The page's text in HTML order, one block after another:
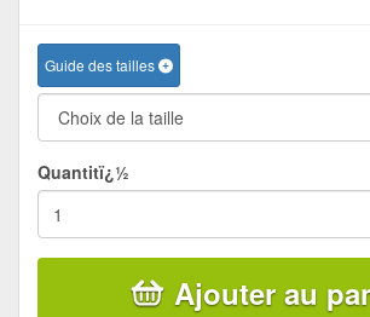
Guide des tailles
Quantitï¿½
Ajouter au